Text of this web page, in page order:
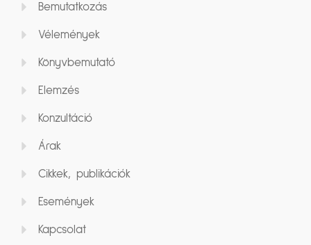
Bemutatkozás
Vélemények
Könyvbemutató
Elemzés
Konzultáció
Árak
Cikkek, publikációk
Események
Kapcsolat